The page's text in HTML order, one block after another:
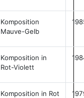
Komposition
Mauve-Gelb
Komposition in
Rot-Violett
Komposition in Rot